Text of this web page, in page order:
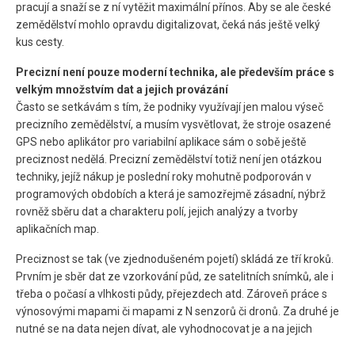
pracují a snaží se z ní vytěžit maximální přínos. Aby se ale české
zemědělství mohlo opravdu digitalizovat, čeká nás ještě velký
kus cesty.
Precizní není pouze moderní technika, ale především práce s
velkým množstvím dat a jejich provázání
Často se setkávám s tím, že podniky využívají jen malou výseč
precizního zemědělství, a musím vysvětlovat, že stroje osazené
GPS nebo aplikátor pro variabilní aplikace sám o sobě ještě
preciznost nedělá. Precizní zemědělství totiž není jen otázkou
techniky, jejíž nákup je poslední roky mohutně podporován v
programových obdobích a která je samozřejmě zásadní, nýbrž
rovněž sběru dat a charakteru polí, jejich analýzy a tvorby
aplikačních map.
Preciznost se tak (ve zjednodušeném pojetí) skládá ze tří kroků.
Prvním je sběr dat ze vzorkování půd, ze satelitních snímků, ale i
třeba o počasí a vlhkosti půdy, přejezdech atd. Zároveň práce s
výnosovými mapami či mapami z N senzorů či dronů. Za druhé je
nutné se na data nejen dívat, ale vyhodnocovat je a na jejich